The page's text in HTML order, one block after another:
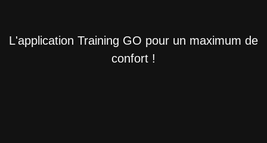
L'application Training GO pour un maximum de
confort !